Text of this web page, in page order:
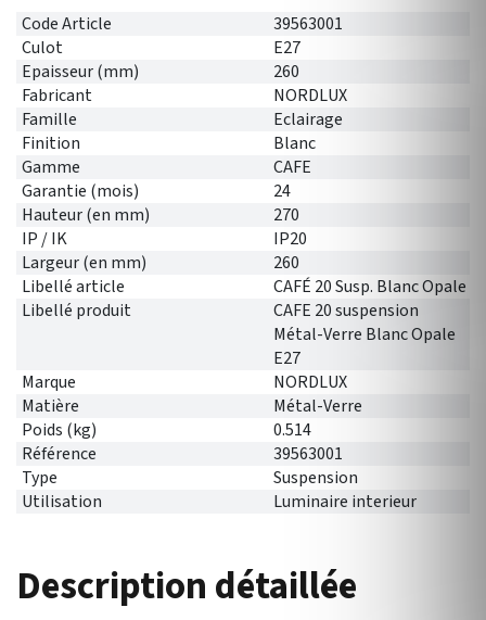
Code Article
39563001
Culot
E27
Epaisseur (mm)
260
Fabricant
NORDLUX
Famille
Eclairage
Finition
Blanc
Gamme
CAFE
Garantie (mois)
24
Hauteur (en mm)
270
IP / IK
IP20
Largeur (en mm)
260
Libellé article
CAFÉ 20 Susp. Blanc Opale
Libellé produit
CAFE 20 suspension
Métal-Verre Blanc Opale
E27
Marque
NORDLUX
Matière
Métal-Verre
Poids (kg)
0.514
Référence
39563001
Type
Suspension
Utilisation
Luminaire interieur
Description détaillée